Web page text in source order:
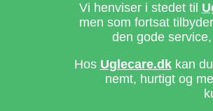
Vi henviser i stedet til
men som fortsat
den gode
Hos Uglecare.dkkan du
nemt, hurtigt og